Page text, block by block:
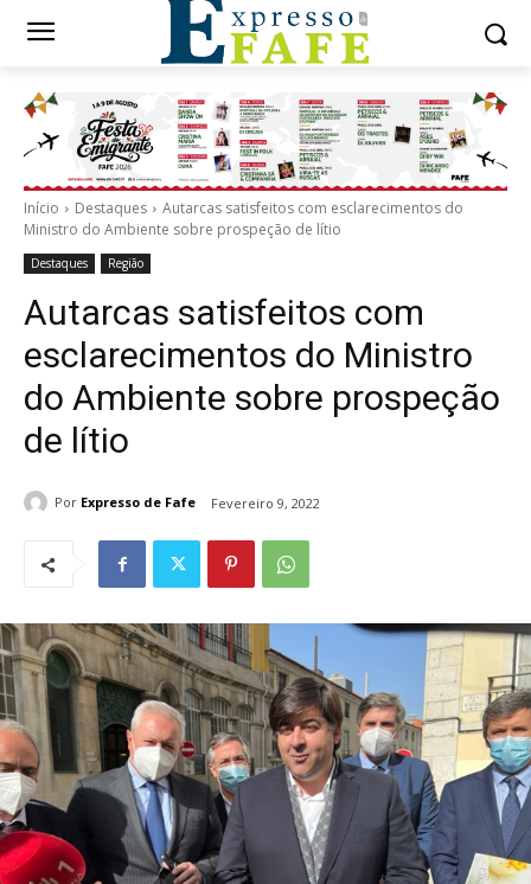
Início Destaques
Autarcas satisfeitos com esclarecimentos do
Ministro do Ambiente sobre prospeção de lítio
Destaques Região
Autarcas satisfeitos com
esclarecimentos do Ministro
do Ambiente sobre prospeção
de lítio
Por Expresso de Fafe Fevereiro 9, 2022